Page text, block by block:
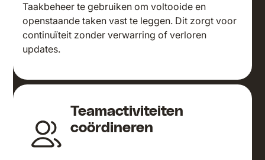
Taakbeheer te gebruiken om voltooide en
openstaande taken vast te leggen. Dit zorgt voor
continuïteit zonder verwarring of verloren
updates.
Teamactiviteiten
coördineren